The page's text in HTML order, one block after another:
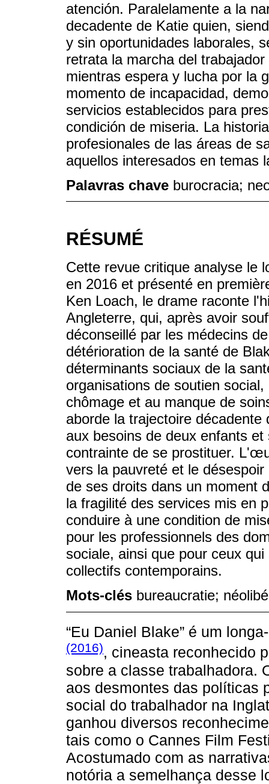
atención. Paralelamente a la
decadente de Katie quien,
y sin oportunidades laborales,
retrata la marcha del
mientras espera y lucha por la
momento de incapacidad,
servicios establecidos para
condición de miseria. La
profesionales de las áreas de
aquellos interesados en temas
Palavras chave burocracia;
RÉSUMÉ
Cette revue critique analyse le
en 2016 et présenté en
Ken Loach, le drame raconte
Angleterre, qui, après avoir
déconseillé par les médecins
détérioration de la santé de
déterminants sociaux de la
organisations de soutien
chômage et au manque de
aborde la trajectoire
aux besoins de deux enfants
contrainte de se prostituer.
vers la pauvreté et le
de ses droits dans un moment
la fragilité des services mis en
conduire à une condition de
pour les professionnels des
sociale, ainsi que pour ceux
collectifs contemporains.
Mots-clés bureaucratie;
“Eu Daniel Blake” é um
(2016), cineasta reconhecido
sobre a classe trabalhadora.
aos desmontes das políticas
social do trabalhador na
ganhou diversos
tais como o Cannes Film
Acostumado com as
notória a semelhança desse